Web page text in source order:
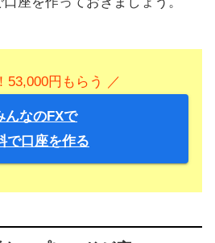
53,000円もらう ／
んなのFXで
で口座を作る